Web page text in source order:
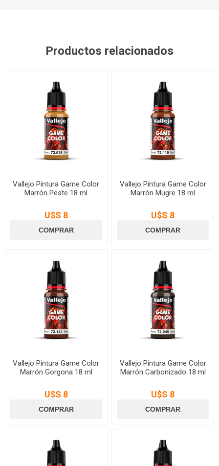
Productos relacionados
Vallejo Pintura Game Color
Marrón Peste 18 ml
U$S 8
Vallejo Pintura Game Color
Marrón Mugre 18 ml
U$S 8
Vallejo Pintura Game Color
Marrón Gorgona 18 ml
U$S 8
Vallejo Pintura Game Color
Marrón Carbonizado 18 ml
U$S 8